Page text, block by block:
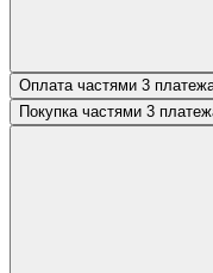
Оплата частями 3
Покупка частями 3